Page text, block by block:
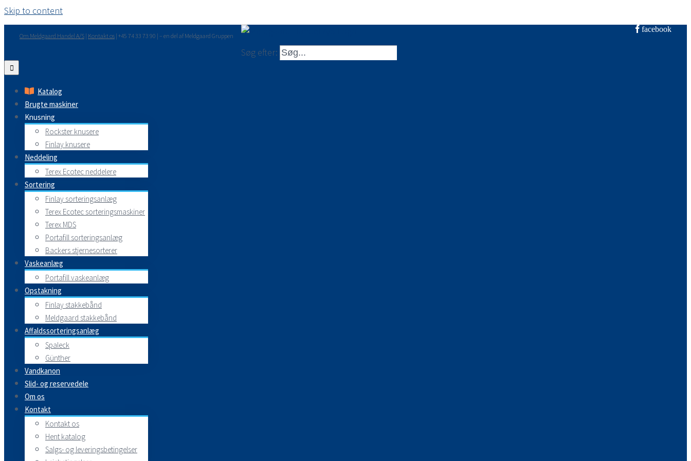
Skip to content
Om Meldgaard Handel A/S | Kontakt os | +45 74 33 73 90 | – en del af Meldgaard Gruppen
facebook
Søg efter:
Katalog
Brugte maskiner
Knusning
Rockster knusere
Finlay knusere
Neddeling
Terex Ecotec neddelere
Sortering
Finlay sorteringsanlæg
Terex Ecotec sorteringsmaskiner
Terex MDS
Portafill sorteringsanlæg
Backers stjernesorterer
Vaskeanlæg
Portafill vaskeanlæg
Opstakning
Finlay stakkebånd
Meldgaard stakkebånd
Affaldssorteringsanlæg
Spaleck
Günther
Vandkanon
Slid- og reservedele
Om os
Kontakt
Kontakt os
Hent katalog
Salgs- og leveringsbetingelser